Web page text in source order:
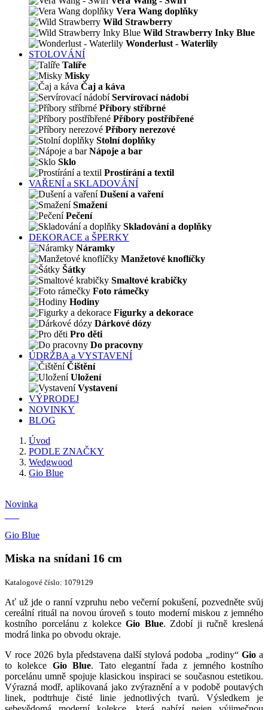
Vera Wang doplňky
Wild Strawberry
Wild Strawberry Inky Blue
Wonderlust - Waterlily
STOLOVÁNÍ
Talíře
Misky
Čaj a káva
Servírovací nádobí
Příbory stříbrné
Příbory postříbřené
Příbory nerezové
Stolní doplňky
Nápoje a bar
Sklo
Prostírání a textil
VAŘENÍ a SKLADOVÁNÍ
Dušení a vaření
Smažení
Pečení
Skladování a doplňky
DEKORACE a ŠPERKY
Náramky
Manžetové knoflíčky
Šátky
Smaltové krabičky
Foto rámečky
Hodiny
Figurky a dekorace
Dárkové dózy
Pro děti
Do pracovny
ÚDRŽBA a VYSTAVENÍ
Čištění
Uložení
Vystavení
VÝPRODEJ
NOVINKY
BLOG
Úvod
PODLE ZNAČKY
Wedgwood
Gio Blue
Novinka
Gio Blue
Miska na snídani 16 cm
Katalogové číslo: 1079129
Ať už jde o ranní vzpruhu nebo večerní pokušení, pozvedněte svůj
cereální rituál na novou úroveň s touto moderní miskou z jemného
kostního porcelánu z kolekceGio Blue. Zdobí ji ručně kreslená
modrá linka po obvodu okraje.
V roce 2026 byla představena další stylová podoba „rodiny“ Gioa
to kolekce Gio Blue. Tato elegantní řada z jemného kostního
porcelánu umně spojuje klasickou inspiraci se současnou estetikou.
Výrazná modř, aplikovaná jako zvýraznění a v podobě poutavých
linek, podtrhuje čisté linie jednotlivých tvarů. Výsledkem je